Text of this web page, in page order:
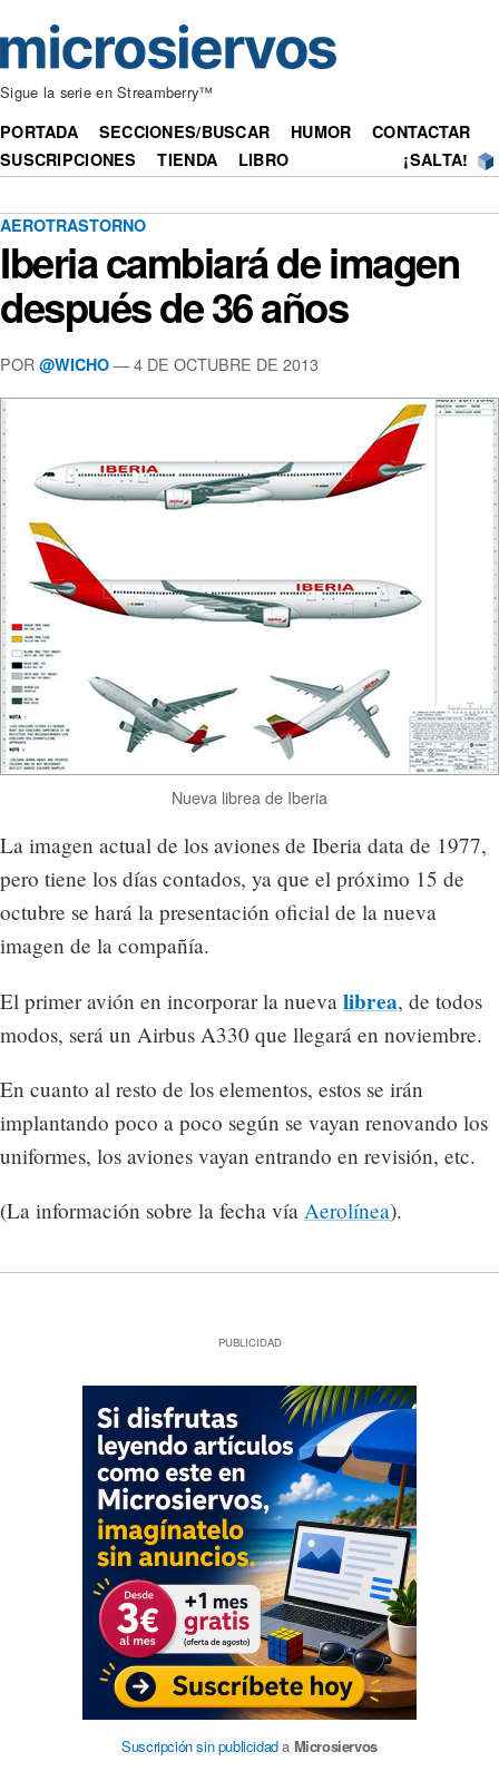
Sigue la serie en Streamberry™
PORTADA SECCIONES/BUSCAR HUMOR
CONTACTAR
SUSCRIPCIONES
TIENDA LIBRO ¡SALTA!
AEROTRASTORNO
Iberia cambiará de imagen
después de 36 años
POR @WICHO — 4 DE OCTUBRE DE 2013
Nueva librea de Iberia
La imagen actual de los aviones de Iberia data de 1977,
pero tiene los días contados, ya que el próximo 15 de
octubre se hará la presentación oficial de la nueva
imagen de la compañía.
El primer avión en incorporar la nueva librea, de todos
modos, será un Airbus A330 que llegará en noviembre.
En cuanto al resto de los elementos, estos se irán
implantando poco a poco según se vayan renovando los
uniformes, los aviones vayan entrando en revisión, etc.
(La información sobre la fecha vía Aerolínea).
PUBLICIDAD
Suscripción sin publicidada Microsiervos